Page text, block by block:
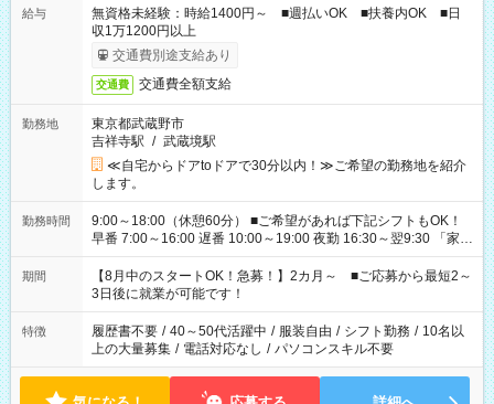
給与
無資格未経験：時給1400円～ ■週払いOK ■扶養内OK ■日
収1万1200円以上
交通費別途支給あり
交通費 交通費全額支給
勤務地
東京都武蔵野市
吉祥寺駅 / 武蔵境駅
≪自宅からドアtoドアで30分以内！≫ご希望の勤務地を紹介
します。
勤務時間
9:00～18:00（休憩60分） ■ご希望があれば下記シフトもOK！
早番 7:00～16:00 遅番 10:00～19:00 夜勤 16:30～翌9:30 「家族
と休みを合わせたい」 「余裕を持って夕飯の準備がしたい」
「できれば残業はしたくない」 など、ご希望を教えてください
ね。 ※Wワーク希望の方へ 今ご覧のお仕事で希望する勤務時間
と、もう1つのお仕事の勤務時間。 合計で週40時間を超える場
合は応募できません。
期間
【8月中のスタートOK！急募！】2カ月～ ■ご応募から最短2～
3日後に就業が可能です！
特徴 履歴書不要 / 40～50代活躍中 / 服装自由 / シフト勤務 / 10名以
上の大量募集 / 電話対応なし / パソコンスキル不要